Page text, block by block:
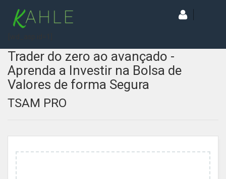
Trader do zero ao avançado -
Aprenda a Investir na Bolsa de
Valores de forma Segura
TSAM PRO